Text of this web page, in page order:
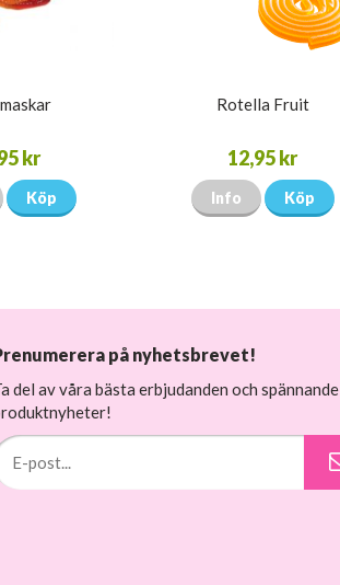
kr
Köp
Rotella Fruit
12,95 kr
Info Köp
på nyhetsbrevet!
del av våra bästa erbjudanden och spännande